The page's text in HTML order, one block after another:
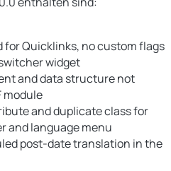
for Quicklinks, no custom flags
widget
and data structure not
module
and duplicate class for
and language menu
post-date translation in the